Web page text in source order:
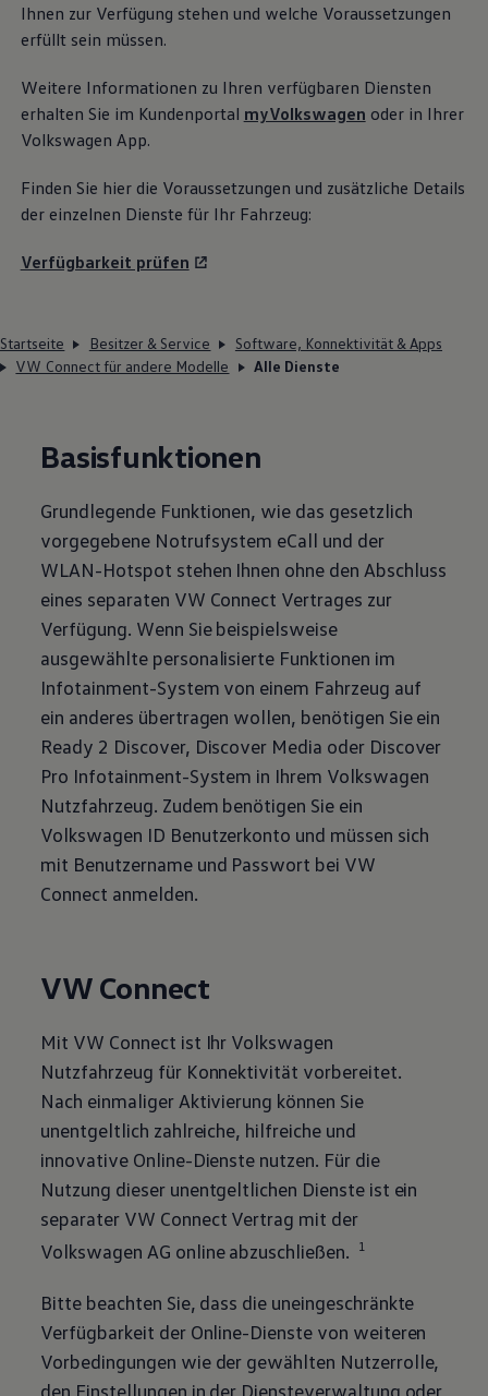
Ihnen zur Verfügung stehen und welche Voraussetzungen
erfüllt sein müssen.
Weitere Informationen zu Ihren verfügbaren Diensten
erhalten Sie im Kundenportal myVolkswagen oder in Ihrer
Volkswagen App.
Finden Sie hier die Voraussetzungen und zusätzliche Details
der einzelnen Dienste für Ihr Fahrzeug:
Verfügbarkeit prüfen
Startseite Besitzer & Service
Software, Konnektivität & Apps
VW Connect für andere Modelle
Alle Dienste
Basisfunktionen
Grundlegende Funktionen, wie das gesetzlich
vorgegebene Notrufsystem eCall und der
WLAN-Hotspot stehen Ihnen ohne den Abschluss
eines separaten VW Connect Vertrages zur
Verfügung. Wenn Sie beispielsweise
ausgewählte personalisierte Funktionen im
Infotainment-System von einem Fahrzeug auf
ein anderes übertragen wollen, benötigen Sie ein
Ready 2 Discover, Discover Media oder Discover
Pro Infotainment-System in Ihrem Volkswagen
Nutzfahrzeug. Zudem benötigen Sie ein
Volkswagen ID Benutzerkonto und müssen sich
mit Benutzername und Passwort bei VW
Connect anmelden.
VW Connect
Mit VW Connect ist Ihr Volkswagen
Nutzfahrzeug für Konnektivität vorbereitet.
Nach einmaliger Aktivierung können Sie
unentgeltlich zahlreiche, hilfreiche und
innovative Online-Dienste nutzen. Für die
Nutzung dieser unentgeltlichen Dienste ist ein
separater VW Connect Vertrag mit der
Volkswagen AG online abzuschließen. 1
Bitte beachten Sie, dass die uneingeschränkte
Verfügbarkeit der Online-Dienste von weiteren
Vorbedingungen wie der gewählten Nutzerrolle,
den Einstellungen in der Diensteverwaltung oder